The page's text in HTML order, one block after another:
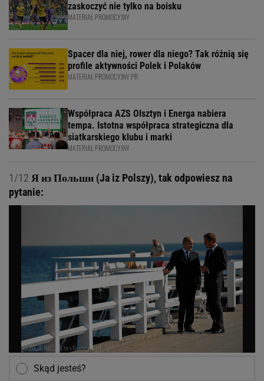
zaskoczyć nie tylko na boisku
MATERIAŁ PROMOCYJNY
Spacer dla niej, rower dla niego? Tak różnią się
profile aktywności Polek i Polaków
MATERIAŁ PROMOCYJNY PR
Współpraca AZS Olsztyn i Energa nabiera
tempa. Istotna współpraca strategiczna dla
siatkarskiego klubu i marki
MATERIAŁ PROMOCYJNY
1/12 Я из Польши (Ja iz Polszy), tak odpowiesz na
pytanie:
Skąd jesteś?